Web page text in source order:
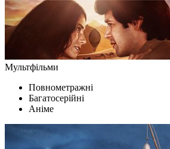
Мультфільми
Повнометражні
Багатосерійні
Аніме